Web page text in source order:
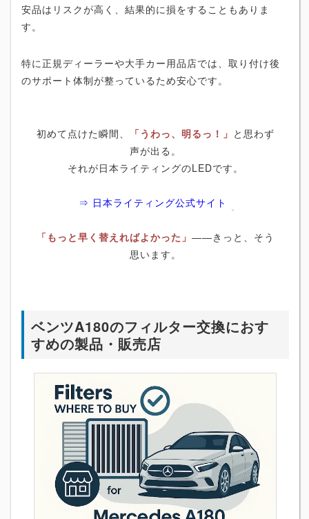
安品はリスクが高く、結果的に損をすることもありま
す。
特に正規ディーラーや大手カー用品店では、取り付け後
のサポート体制が整っているため安心です。
初めて点けた瞬間、 「うわっ、明るっ！」 と思わず
声が出る。
それが日本ライティングのLEDです。
⇒ 日本ライティング公式サイト
「もっと早く替えればよかった」 ――きっと、そう
思います。
ベンツA180のフィルター交換におす
すめの製品・販売店